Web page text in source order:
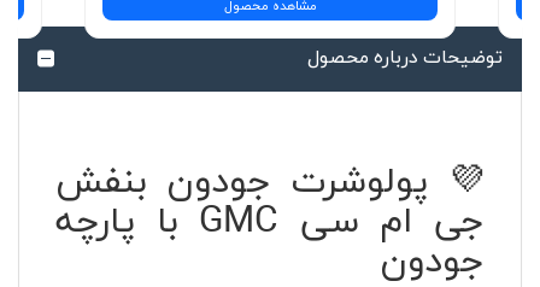
مشاهده محصول
توضیحات درباره محصول
💜 پولوشرت جودون بنفش
جی ام سی GMC با پارچه
جودون